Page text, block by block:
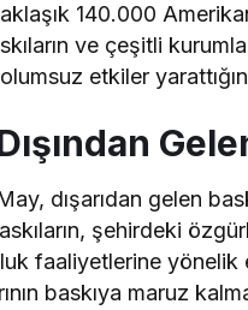
140.000
ve çeşitli
etkiler
dışarıdan gelen
şehirdeki
faaliyetlerine
baskıya maruz